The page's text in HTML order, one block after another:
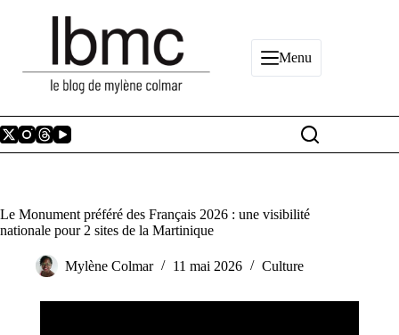
Menu
Le Monument préféré des Français 2026 : une visibilité
nationale pour 2 sites de la Martinique
Mylène Colmar 11 mai 2026 Culture